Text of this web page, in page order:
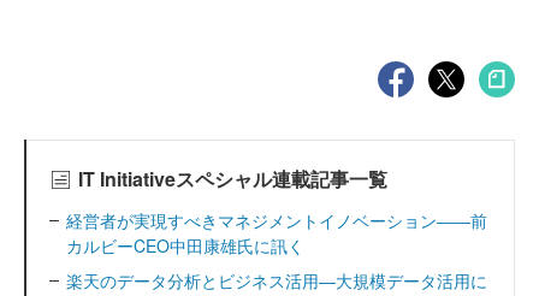
IT Initiativeスペシャル連載記事一覧
経営者が実現すべきマネジメントイノベーション――前
カルビーCEO中田康雄氏に訊く
楽天のデータ分析とビジネス活用―大規模データ活用に